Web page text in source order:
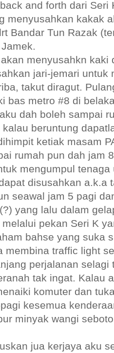
and forth dari Seri
menyusahkan kakak
Bandar Tun Razak
menyusahkn
jari-jemari untuk
takut diragut.
bas metro #8 di
dah boleh sampai
beruntung
ketiak masam
rumah pun dah jam
mengumpul
disusahkan a.k.a
seawal jam 5 pagi
yang lalu dalam
pekan Seri K
bahse yang suka
membina traffic light
perjalanan
tak ingat. Kalau
komuter dan
kesemua
minyak wangi
jua kerjaya aku